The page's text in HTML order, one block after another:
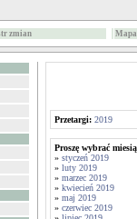
zmian
Przetargi: 2019
Proszę wybrać
» styczeń 2019
» luty 2019
» marzec 2019
» kwiecień 2019
» maj 2019
» czerwiec 2019